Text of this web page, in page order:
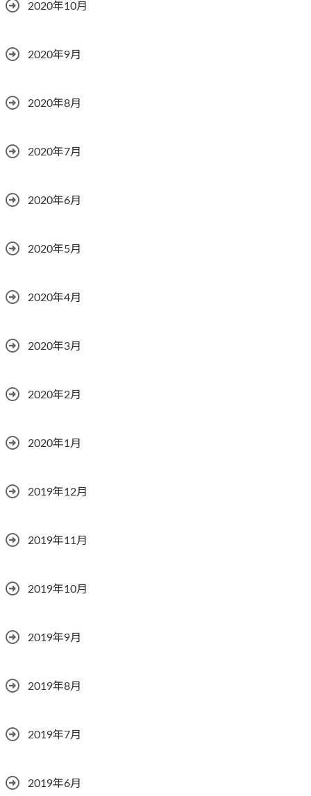
2020年10月
2020年9月
2020年8月
2020年7月
2020年6月
2020年5月
2020年4月
2020年3月
2020年2月
2020年1月
2019年12月
2019年11月
2019年10月
2019年9月
2019年8月
2019年7月
2019年6月